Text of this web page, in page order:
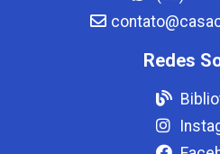
Redes